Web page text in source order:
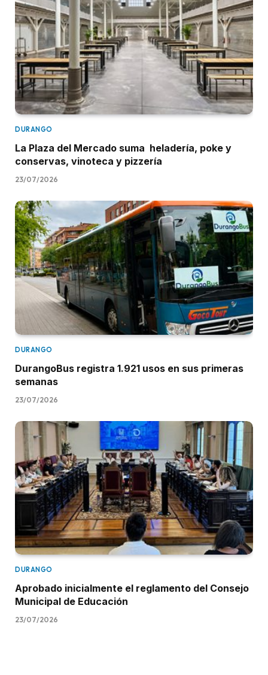
DURANGO
La Plaza del Mercado suma heladería, poke y
conservas, vinoteca y pizzería
23/07/2026
DURANGO
DurangoBus registra 1.921 usos en sus primeras
semanas
23/07/2026
DURANGO
Aprobado inicialmente el reglamento del Consejo
Municipal de Educación
23/07/2026